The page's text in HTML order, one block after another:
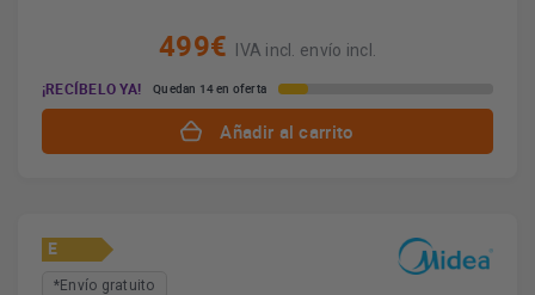
499€
IVA incl. envío incl.
¡RECÍBELO YA!
Quedan 14 en oferta
Añadir al carrito
E
*Envío gratuito